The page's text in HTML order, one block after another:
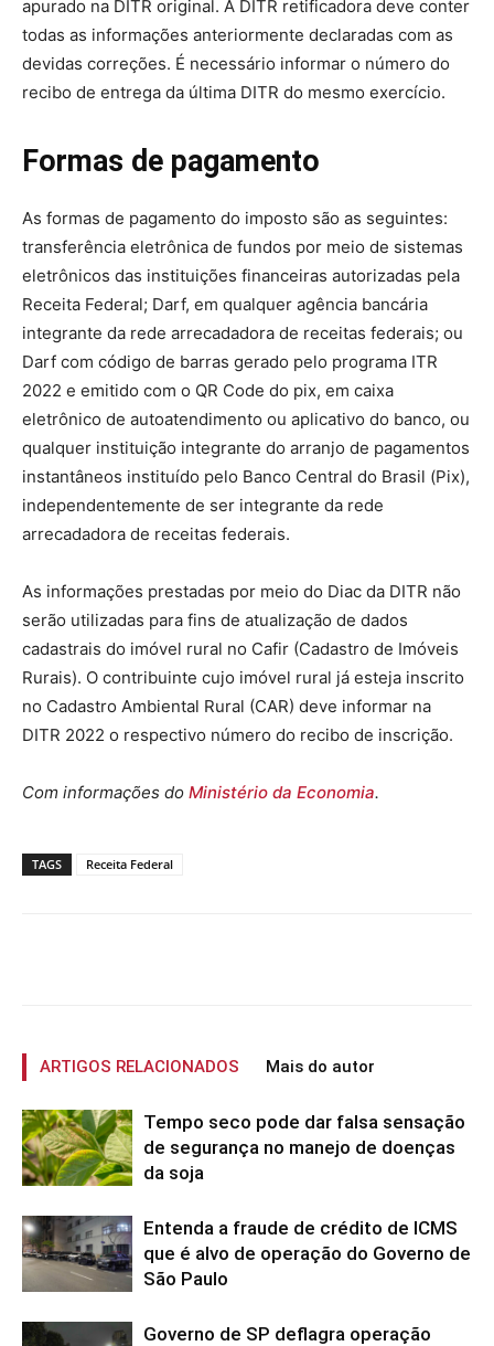
apurado na DITR original. A DITR retificadora deve conter
todas as informações anteriormente declaradas com as
devidas correções. É necessário informar o número do
recibo de entrega da última DITR do mesmo exercício.
Formas de pagamento
As formas de pagamento do imposto são as seguintes:
transferência eletrônica de fundos por meio de sistemas
eletrônicos das instituições financeiras autorizadas pela
Receita Federal; Darf, em qualquer agência bancária
integrante da rede arrecadadora de receitas federais; ou
Darf com código de barras gerado pelo programa ITR
2022 e emitido com o QR Code do pix, em caixa
eletrônico de autoatendimento ou aplicativo do banco, ou
qualquer instituição integrante do arranjo de pagamentos
instantâneos instituído pelo Banco Central do Brasil (Pix),
independentemente de ser integrante da rede
arrecadadora de receitas federais.
As informações prestadas por meio do Diac da DITR não
serão utilizadas para fins de atualização de dados
cadastrais do imóvel rural no Cafir (Cadastro de Imóveis
Rurais). O contribuinte cujo imóvel rural já esteja inscrito
no Cadastro Ambiental Rural (CAR) deve informar na
DITR 2022 o respectivo número do recibo de inscrição.
Com informações do Ministério da Economia.
TAGS Receita Federal
ARTIGOS RELACIONADOS Mais do autor
Tempo seco pode dar falsa sensação
de segurança no manejo de doenças
da soja
Entenda a fraude de crédito de ICMS
que é alvo de operação do Governo de
São Paulo
Governo de SP deflagra operação